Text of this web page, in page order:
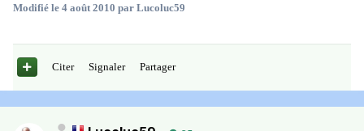
Modifié le 4 août 2010 par Lucoluc59
Citer Signaler Partager